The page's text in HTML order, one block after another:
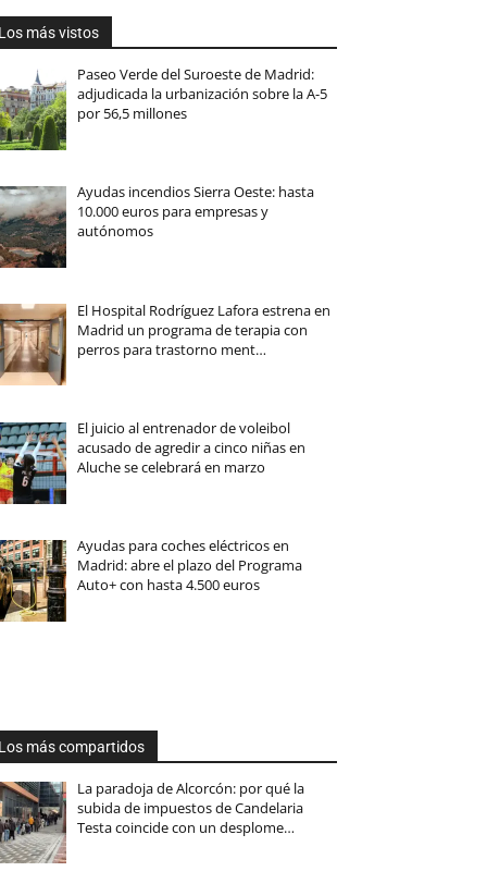
más vistos
Paseo Verde del Suroeste de Madrid:
adjudicada la urbanización sobre la A-5
por 56,5 millones
Ayudas incendios Sierra Oeste: hasta
10.000 euros para empresas y
autónomos
El Hospital Rodríguez Lafora estrena en
Madrid un programa de terapia con
perros para trastorno ment…
El juicio al entrenador de voleibol
acusado de agredir a cinco niñas en
Aluche se celebrará en marzo
Ayudas para coches eléctricos en
Madrid: abre el plazo del Programa
Auto+ con hasta 4.500 euros
más compartidos
La paradoja de Alcorcón: por qué la
subida de impuestos de Candelaria
Testa coincide con un desplome…